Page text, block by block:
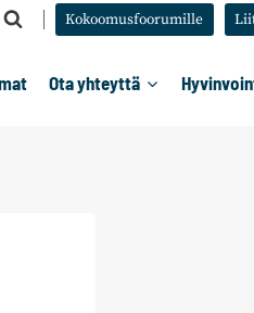
Kokoomusfoorumille
Ota yhteyttä